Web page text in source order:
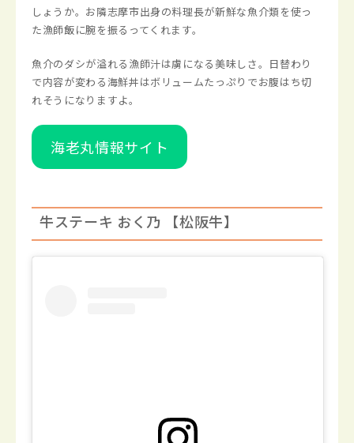
しょうか。お隣志摩市出身の料理長が新鮮な魚介類を使っ
た漁師飯に腕を振るってくれます。
魚介のダシが溢れる漁師汁は虜になる美味しさ。日替わり
で内容が変わる海鮮丼はボリュームたっぷりでお腹はち切
れそうになりますよ。
海老丸情報サイト
牛ステーキ おく乃 【松阪牛】